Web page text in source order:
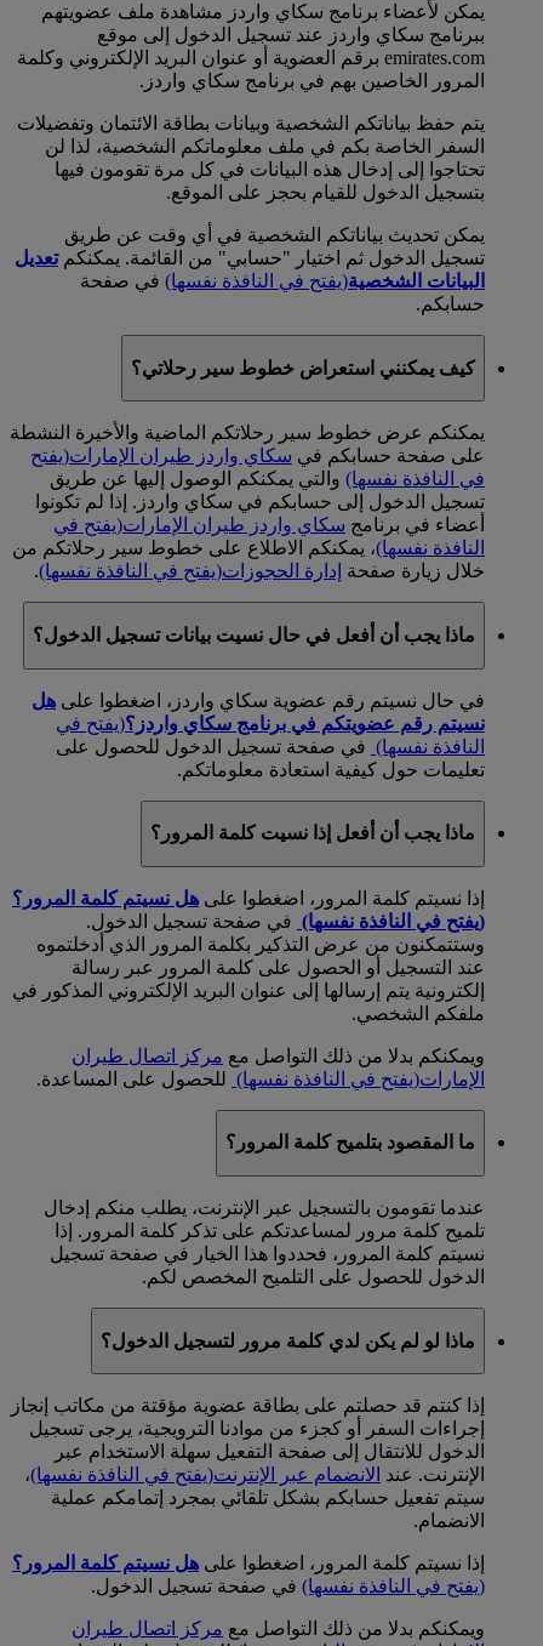
يمكن لأعضاء برنامج سكاي واردز مشاهدة ملف عضويتهم
ببرنامج سكاي واردز عند تسجيل الدخول إلى موقع
emirates.com برقم العضوية أو عنوان البريد الإلكتروني وكلمة
المرور الخاصين بهم في برنامج سكاي واردز.
يتم حفظ بياناتكم الشخصية وبيانات بطاقة الائتمان وتفضيلات
السفر الخاصة بكم في ملف معلوماتكم الشخصية، لذا لن
تحتاجوا إلى إدخال هذه البيانات في كل مرة تقومون فيها
بتسجيل الدخول للقيام بحجز على الموقع.
يمكن تحديث بياناتكم الشخصية في أي وقت عن طريق
تسجيل الدخول ثم اختيار "حسابي" من القائمة. يمكنكمتعديل
البيانات الشخصية(يفتح في النافذة نفسها) في صفحة
حسابكم.
كيف يمكنني استعراض خطوط سير رحلاتي؟
يمكنكم عرض خطوط سير رحلاتكم الماضية والأخيرة النشطة
على صفحة حسابكم في سكاي واردز طيران الإمارات(يفتح
في النافذة نفسها) والتي يمكنكم الوصول إليها عن طريق
تسجيل الدخول إلى حسابكم في سكاي واردز. إذا لم تكونوا
أعضاء في برنامج سكاي واردز طيران الإمارات(يفتح في
النافذة نفسها)، يمكنكم الاطلاع على خطوط سير رحلاتكم من
خلال زيارة صفحة إدارة الحجوزات(يفتح في النافذة نفسها).
ماذا يجب أن أفعل في حال نسيت بيانات تسجيل الدخول؟
في حال نسيتم رقم عضوية سكاي واردز، اضغطوا على هل
نسيتم رقم عضويتكم في برنامج سكاي واردز؟(يفتح في
النافذة نفسها) في صفحة تسجيل الدخول للحصول على
تعليمات حول كيفية استعادة معلوماتكم.
ماذا يجب أن أفعل إذا نسيت كلمة المرور؟
إذا نسيتم كلمة المرور، اضغطوا على هل نسيتم كلمة المرور؟
(يفتح في النافذة نفسها) في صفحة تسجيل الدخول.
وستتمكنون من عرض التذكير بكلمة المرور الذي أدخلتموه
عند التسجيل أو الحصول على كلمة المرور عبر رسالة
إلكترونية يتم إرسالها إلى عنوان البريد الإلكتروني المذكور في
ملفكم الشخصي.
ويمكنكم بدلا من ذلك التواصل مع مركز اتصال طيران
الإمارات(يفتح في النافذة نفسها) للحصول على المساعدة.
ما المقصود بتلميح كلمة المرور؟
عندما تقومون بالتسجيل عبر الإنترنت، يطلب منكم إدخال
تلميح كلمة مرور لمساعدتكم على تذكر كلمة المرور. إذا
نسيتم كلمة المرور، فحددوا هذا الخيار في صفحة تسجيل
الدخول للحصول على التلميح المخصص لكم.
ماذا لو لم يكن لدي كلمة مرور لتسجيل الدخول؟
إذا كنتم قد حصلتم على بطاقة عضوية مؤقتة من مكاتب إنجاز
إجراءات السفر أو كجزء من موادنا الترويجية، يرجى تسجيل
الدخول للانتقال إلى صفحة التفعيل سهلة الاستخدام عبر
الإنترنت. عند الانضمام عبر الإنترنت(يفتح في النافذة نفسها)،
سيتم تفعيل حسابكم بشكل تلقائي بمجرد إتمامكم عملية
الانضمام.
إذا نسيتم كلمة المرور، اضغطوا على هل نسيتم كلمة المرور؟
(يفتح في النافذة نفسها) في صفحة تسجيل الدخول.
ويمكنكم بدلا من ذلك التواصل مع مركز اتصال طيران